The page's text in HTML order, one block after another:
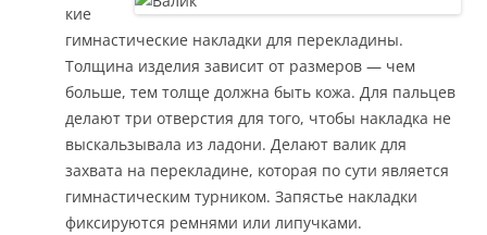
кие
гимнастические накладки для перекладины.
Толщина изделия зависит от размеров — чем
больше, тем толще должна быть кожа. Для пальцев
делают три отверстия для того, чтобы накладка не
выскальзывала из ладони. Делают валик для
захвата на перекладине, которая по сути является
гимнастическим турником. Запястье накладки
фиксируются ремнями или липучками.